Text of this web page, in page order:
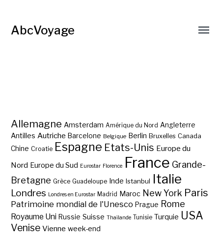
AbcVoyage
Allemagne Amsterdam Amérique du Nord Angleterre
Antilles Autriche Barcelone Belgique Berlin Bruxelles Canada
Chine Croatie Espagne Etats-Unis Europe du
Nord Europe du Sud Eurostar Florence France Grande-
Bretagne Grèce Guadeloupe Inde Istanbul Italie
Londres Londres en Eurostar Madrid Maroc New York Paris
Patrimoine mondial de l'Unesco Prague Rome
Royaume Uni Russie Suisse Thaïlande Tunisie Turquie USA
Venise Vienne week-end